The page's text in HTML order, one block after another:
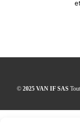
© 2025 VAN IF SAS